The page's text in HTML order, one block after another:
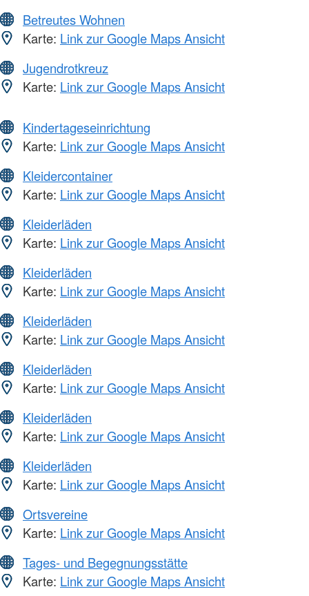
Betreutes Wohnen
Karte: Link zur Google Maps Ansicht
Jugendrotkreuz
Karte: Link zur Google Maps Ansicht
Kindertageseinrichtung
Karte: Link zur Google Maps Ansicht
Kleidercontainer
Karte: Link zur Google Maps Ansicht
Kleiderläden
Karte: Link zur Google Maps Ansicht
Kleiderläden
Karte: Link zur Google Maps Ansicht
Kleiderläden
Karte: Link zur Google Maps Ansicht
Kleiderläden
Karte: Link zur Google Maps Ansicht
Kleiderläden
Karte: Link zur Google Maps Ansicht
Kleiderläden
Karte: Link zur Google Maps Ansicht
Ortsvereine
Karte: Link zur Google Maps Ansicht
Tages- und Begegnungsstätte
Karte: Link zur Google Maps Ansicht